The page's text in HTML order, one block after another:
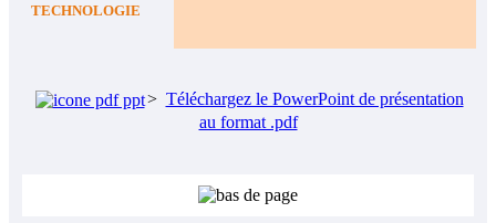
TECHNOLOGIE
> Téléchargez le PowerPoint de présentation
au format .pdf